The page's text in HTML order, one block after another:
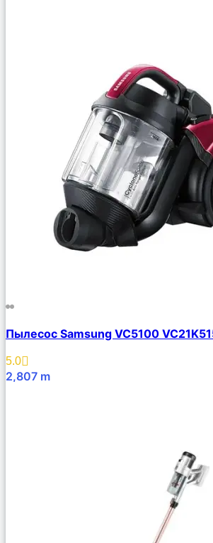
Пылесос Samsung VC5100
5.0
2,807 m